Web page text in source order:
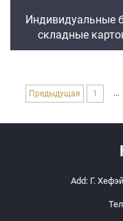
Индивидуальные
складные
решения
Предыдущая 1 ...
Add: Г.